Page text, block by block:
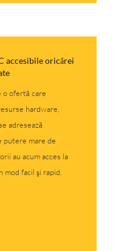
accesibile oricărei
o ofertă care
hardware,
adresează
putere mare de
au acum acces la
facil şi rapid,